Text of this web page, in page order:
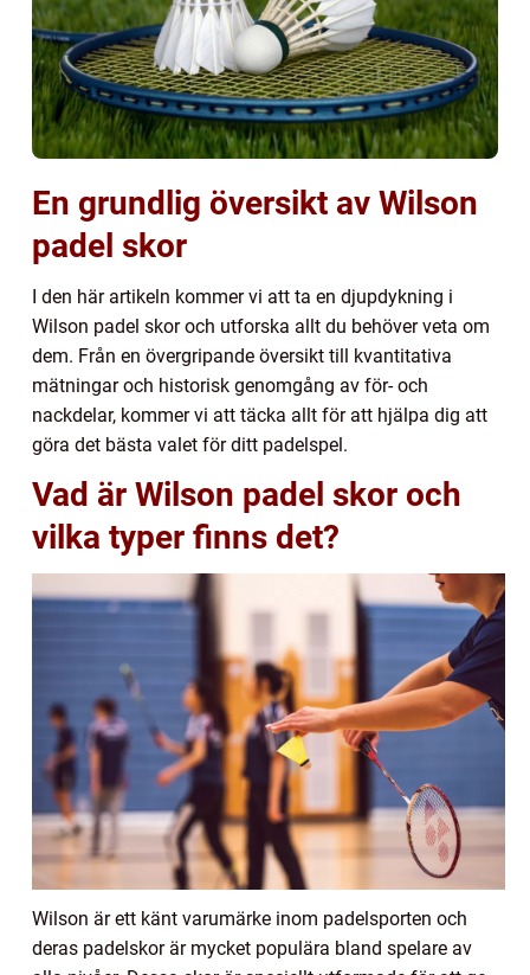
En grundlig översikt av Wilson
padel skor
I den här artikeln kommer vi att ta en djupdykning i
Wilson padel skor och utforska allt du behöver veta om
dem. Från en övergripande översikt till kvantitativa
mätningar och historisk genomgång av för- och
nackdelar, kommer vi att täcka allt för att hjälpa dig att
göra det bästa valet för ditt padelspel.
Vad är Wilson padel skor och
vilka typer finns det?
Wilson är ett känt varumärke inom padelsporten och
deras padelskor är mycket populära bland spelare av